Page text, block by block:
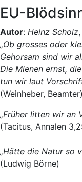
EU-
Autor: Heinz Scholz
„Ob grosses oder
Gehorsam sind wir
Die Mienen ernst,
tun wir laut
(Weinheber, Beamter)
„Früher litten wir an
(Tacitus, Annalen
„Hätte die Natur so
(Ludwig Börne)